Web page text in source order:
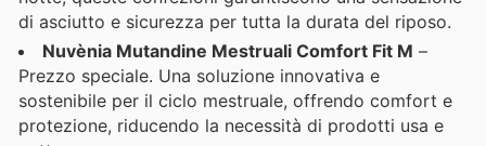
di asciutto e sicurezza per tutta la durata del riposo.
Nuvènia Mutandine Mestruali Comfort Fit M –
Prezzo speciale. Una soluzione innovativa e
sostenibile per il ciclo mestruale, offrendo comfort e
protezione, riducendo la necessità di prodotti usa e